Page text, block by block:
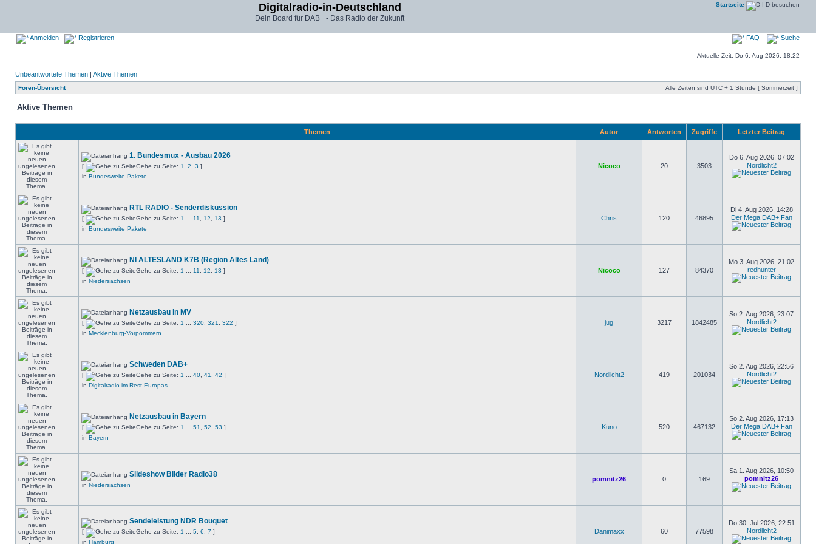
Digitalradio-in-Deutschland
Dein Board für DAB+ - Das Radio der Zukunft
Startseite
Anmelden Registrieren FAQ Suche
Aktuelle Zeit: Do 6. Aug 2026, 18:22
Unbeantwortete Themen | Aktive Themen
Foren-Übersicht Alle Zeiten sind UTC + 1 Stunde [ Sommerzeit ]
Aktive Themen
Themen Autor Antworten Zugriffe Letzter Beitrag
1. Bundesmux - Ausbau 2026
[ Gehe zu Seite: 1 2 3 ]
in Bundesweite Pakete
Nicoco 20 3503
Do 6. Aug 2026, 07:02
Nordlicht2
RTL RADIO - Senderdiskussion
[ Gehe zu Seite: 1 11 12 13 ]
in Bundesweite Pakete
Chris 120 46895
Di 4. Aug 2026, 14:28
Der Mega DAB+ Fan
NI ALTESLAND K7B (Region Altes Land)
[ Gehe zu Seite: 1 11 12 13 ]
in Niedersachsen
Nicoco 127 84370
Mo 3. Aug 2026, 21:02
redhunter
Netzausbau in MV
[ Gehe zu Seite: 1 320 321 322 ]
in Mecklenburg-Vorpommern
jug 3217 1842485
So 2. Aug 2026, 23:07
Nordlicht2
Schweden DAB+
[ Gehe zu Seite: 1 40 41 42 ]
in Digitalradio im Rest Europas
Nordlicht2 419 201034
So 2. Aug 2026, 22:56
Nordlicht2
Netzausbau in Bayern
[ Gehe zu Seite: 1 51 52 53 ]
in Bayern
Kuno 520 467132
So 2. Aug 2026, 17:13
Der Mega DAB+ Fan
Slideshow Bilder Radio38
in Niedersachsen
pomnitz26 0 169
Sa 1. Aug 2026, 10:50
pomnitz26
Sendeleistung NDR Bouquet
[ Gehe zu Seite: 1 5 6 7 ]
in Hamburg
Danimaxx 60 77598
Do 30. Jul 2026, 22:51
Nordlicht2